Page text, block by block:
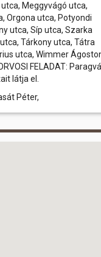
Meggyvágó utca,
Orgona utca, Potyondi
utca, Síp utca, Szarka
Tárkony utca, Tátra
utca, Wimmer
FELADAT:
látja el.
Péter,